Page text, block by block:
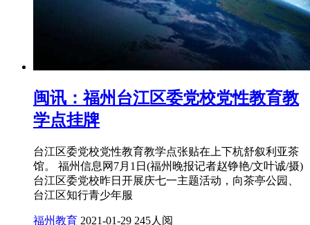
闽讯：福州台江区委党校党性教育教
学点挂牌
台江区委党校党性教育教学点张贴在上下杭舒叙利亚茶
馆。 福州信息网7月1日(福州晚报记者赵铮艳/文叶诚/摄)
台江区委党校昨日开展庆七一主题活动，向茶亭公园、
台江区知行青少年服
福州教育 2021-01-29 245人阅